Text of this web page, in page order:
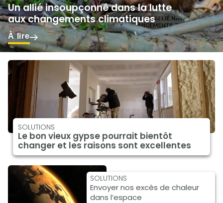
Un allié insoupçonné dans la lutte
aux changements climatiques
À lire
SOLUTIONS
Le bon vieux gypse pourrait bientôt
changer et les raisons sont excellentes
SOLUTIONS
Envoyer nos excès de chaleur
dans l’espace